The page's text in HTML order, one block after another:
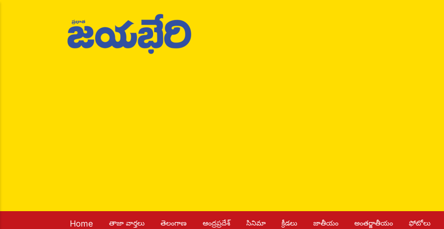
Home తాజా వార్తలు తెలంగాణ ఆంద్రప్రదేశ్ సినిమా క్రీడలు జాతీయం అంతర్జాతీయం ఫోటోలు